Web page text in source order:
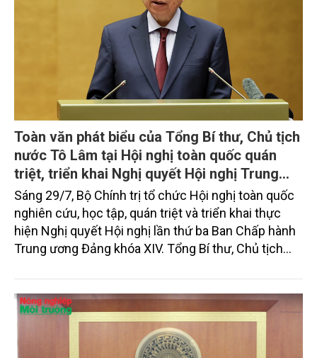
Toàn văn phát biểu của Tổng Bí thư, Chủ tịch
nước Tô Lâm tại Hội nghị toàn quốc quán
triệt, triển khai Nghị quyết Hội nghị Trung
ương 3, khóa XIV
Sáng 29/7, Bộ Chính trị tổ chức Hội nghị toàn quốc
nghiên cứu, học tập, quán triệt và triển khai thực
Trung ương Đảng khóa XIV. Tổng Bí thư, Chủ tịch
nước Tô Lâm đã có bài phát biểu chỉ đạo quan
trọng. Tạp chí Nông nghiệp và Môi trường trân trọng
giới thiệu toàn văn bài phát biểu của đồng chí Tổng
Bí thư, Chủ tịch nước.